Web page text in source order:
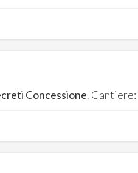
Concessione. Cantiere: